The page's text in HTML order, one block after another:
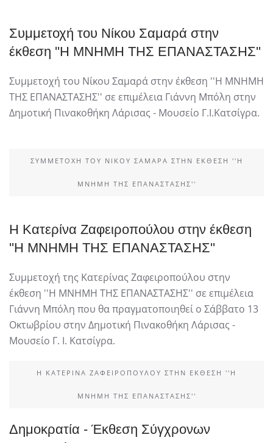
Συμμετοχή του Νίκου Σαμαρά στην
έκθεση ''Η ΜΝΗΜΗ ΤΗΣ ΕΠΑΝΑΣΤΑΣΗΣ''
Συμμετοχή του Νίκου Σαμαρά στην έκθεση ''Η ΜΝΗΜΗ
ΤΗΣ ΕΠΑΝΑΣΤΑΣΗΣ'' σε επιμέλεια Γιάννη Μπόλη στην
Δημοτική Πινακοθήκη Λάρισας - Μουσείο Γ.Ι.Κατσίγρα.
ΣΥΜΜΕΤΟΧΉ ΤΟΥ ΝΊΚΟΥ ΣΑΜΑΡΆ ΣΤΗΝ ΈΚΘΕΣΗ ''Η
ΜΝΗΜΗ ΤΗΣ ΕΠΑΝΑΣΤΑΣΗΣ''
Η Κατερίνα Ζαφειροπούλου στην έκθεση
''Η ΜΝΗΜΗ ΤΗΣ ΕΠΑΝΑΣΤΑΣΗΣ''
Συμμετοχή της Κατερίνας Ζαφειροπούλου στην
έκθεση ''Η ΜΝΗΜΗ ΤΗΣ ΕΠΑΝΑΣΤΑΣΗΣ'' σε επιμέλεια
Γιάννη Μπόλη που θα πραγματοποιηθεί ο Σάββατο 13
Οκτωβρίου στην Δημοτική Πινακοθήκη Λάρισας -
Μουσείο Γ. Ι. Κατσίγρα.
Η ΚΑΤΕΡΊΝΑ ΖΑΦΕΙΡΟΠΟΎΛΟΥ ΣΤΗΝ ΈΚΘΕΣΗ ''Η
ΜΝΗΜΗ ΤΗΣ ΕΠΑΝΑΣΤΑΣΗΣ''
Δημοκρατία - Έκθεση Σύγχρονων